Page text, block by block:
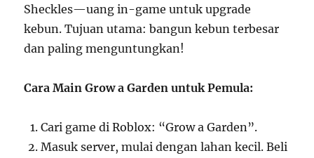
Sheckles—uang in-game untuk upgrade
kebun. Tujuan utama: bangun kebun terbesar
dan paling menguntungkan!
Cara Main Grow a Garden untuk Pemula:
Cari game di Roblox: “Grow a Garden”.
Masuk server, mulai dengan lahan kecil. Beli